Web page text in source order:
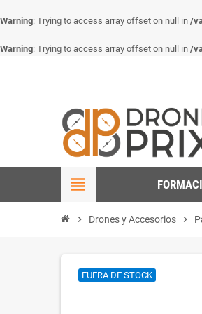
Warning: Trying to access array offset on null in /
Warning: Trying to access array offset on null in /
view_headline
chevron_right Drones y Accesorios chevron_right
FUERA DE STOCK